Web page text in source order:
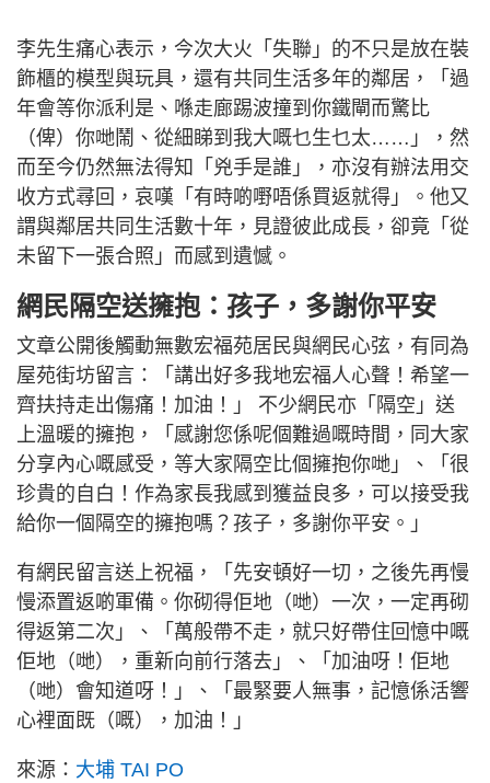
李先生痛心表示，今次大火「失聯」的不只是放在裝
飾櫃的模型與玩具，還有共同生活多年的鄰居，「過
年會等你派利是、喺走廊踢波撞到你鐵閘而驚比
（俾）你哋鬧、從細睇到我大嘅乜生乜太……」，然
而至今仍然無法得知「兇手是誰」，亦沒有辦法用交
收方式尋回，哀嘆「有時啲嘢唔係買返就得」。他又
謂與鄰居共同生活數十年，見證彼此成長，卻竟「從
未留下一張合照」而感到遺憾。
網民隔空送擁抱：孩子，多謝你平安
文章公開後觸動無數宏福苑居民與網民心弦，有同為
屋苑街坊留言：「講出好多我地宏福人心聲！希望一
齊扶持走出傷痛！加油！」 不少網民亦「隔空」送
上溫暖的擁抱，「感謝您係呢個難過嘅時間，同大家
分享內心嘅感受，等大家隔空比個擁抱你哋」、「很
珍貴的自白！作為家長我感到獲益良多，可以接受我
給你一個隔空的擁抱嗎？孩子，多謝你平安。」
有網民留言送上祝福，「先安頓好一切，之後先再慢
慢添置返啲軍備。你砌得佢地（哋）一次，一定再砌
得返第二次」、「萬般帶不走，就只好帶住回憶中嘅
佢地（哋），重新向前行落去」、「加油呀！佢地
（哋）會知道呀！」、「最緊要人無事，記憶係活響
心裡面既（嘅），加油！」
來源： 大埔 TAI PO